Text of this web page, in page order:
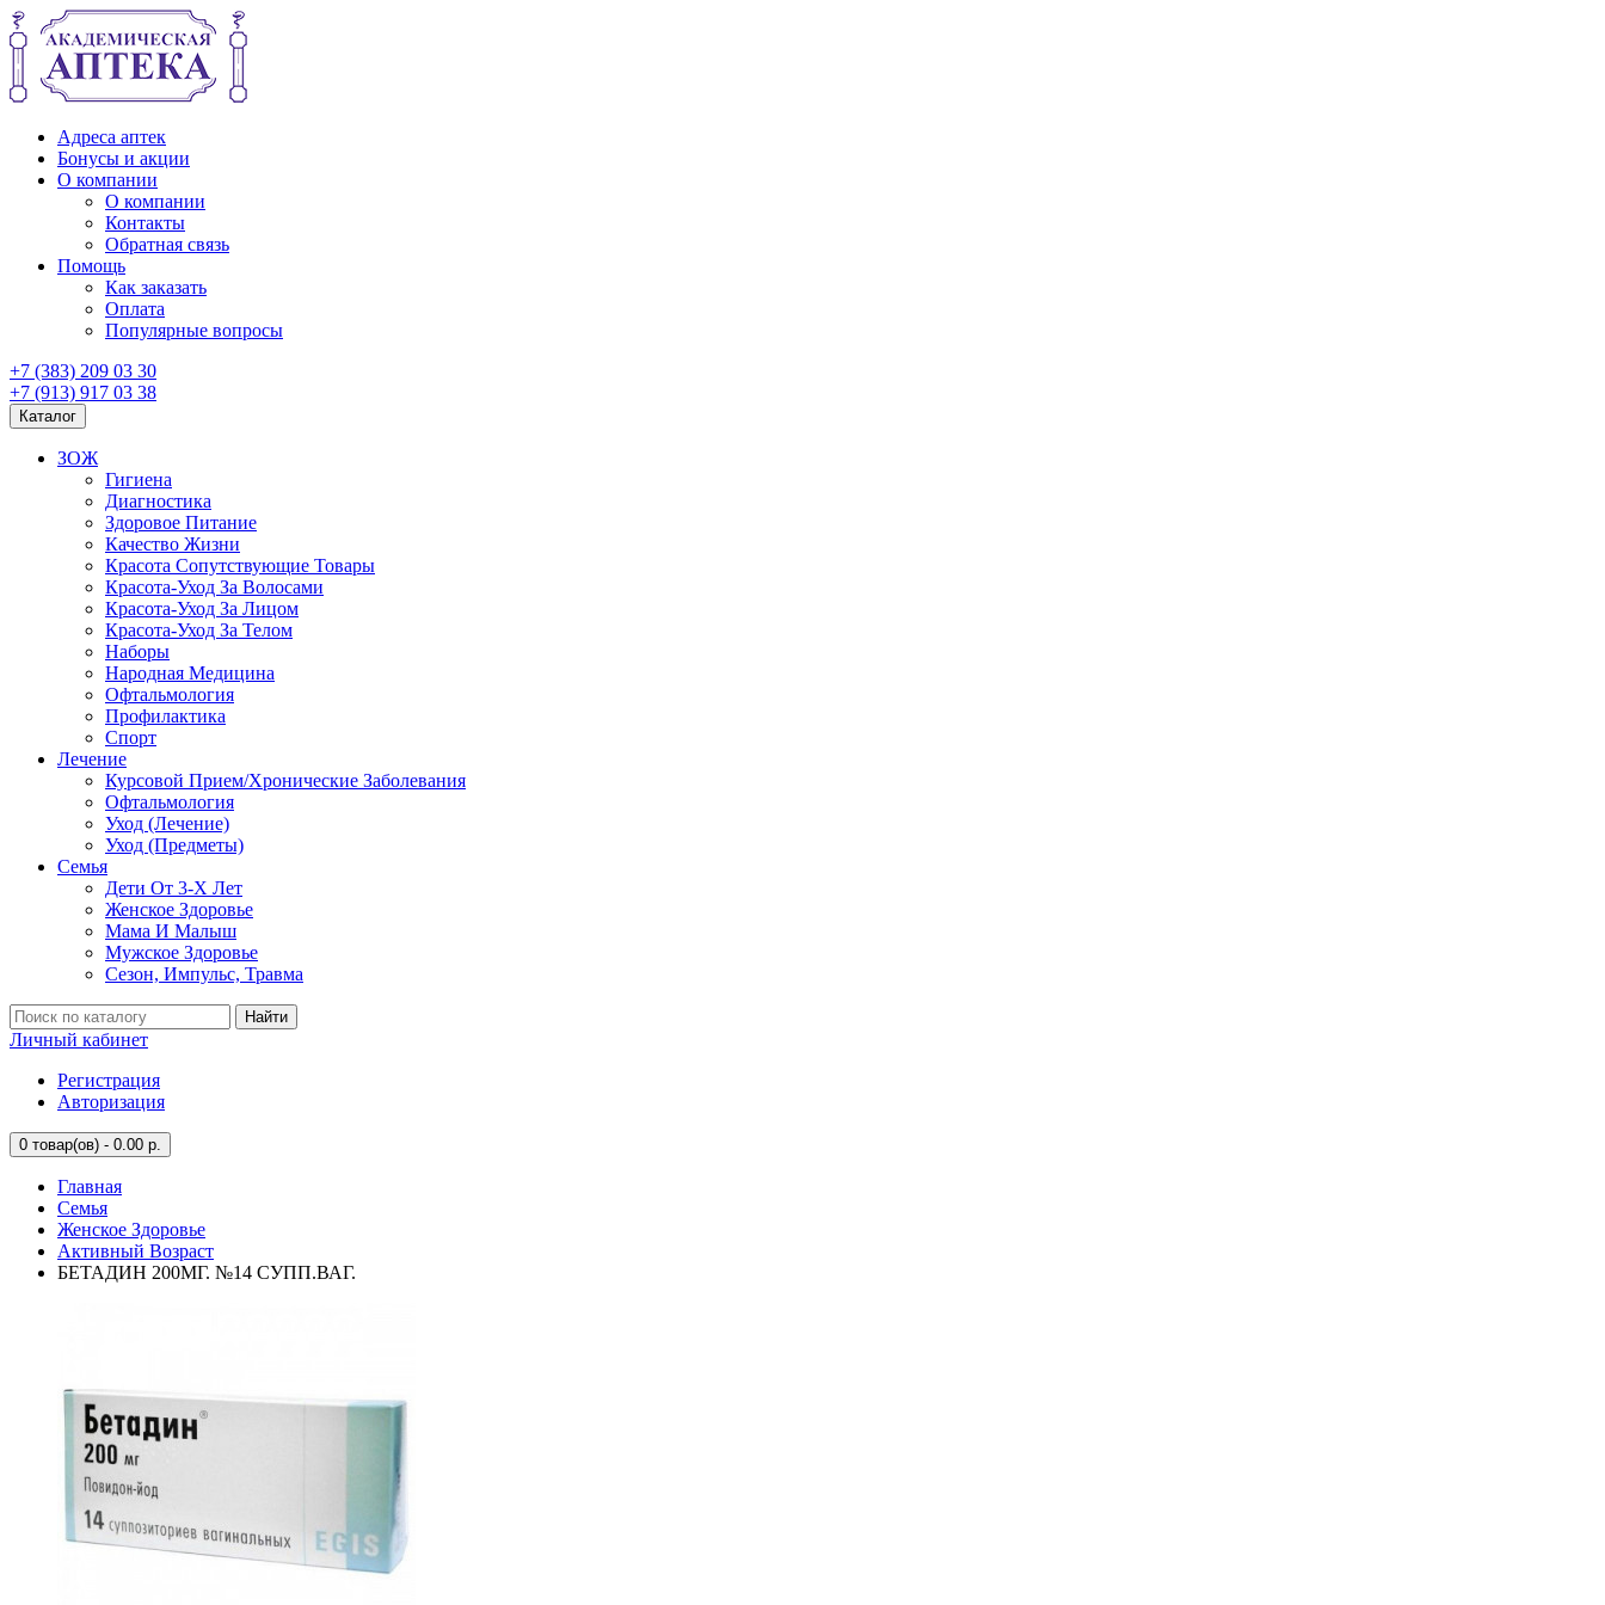
Адреса аптек
Бонусы и акции
О компании
О компании
Контакты
Обратная связь
Помощь
Как заказать
Оплата
Популярные вопросы
+7 (383) 209 03 30
+7 (913) 917 03 38
Каталог
ЗОЖ
Гигиена
Диагностика
Здоровое Питание
Качество Жизни
Красота Сопутствующие Товары
Красота-Уход За Волосами
Красота-Уход За Лицом
Красота-Уход За Телом
Наборы
Народная Медицина
Офтальмология
Профилактика
Спорт
Лечение
Курсовой Прием/Хронические Заболевания
Офтальмология
Уход (Лечение)
Уход (Предметы)
Семья
Дети От 3-Х Лет
Женское Здоровье
Мама И Малыш
Мужское Здоровье
Сезон, Импульс, Травма
Найти
Личный кабинет
Регистрация
Авторизация
0 товар(ов) - 0.00 р.
Главная
Семья
Женское Здоровье
Активный Возраст
БЕТАДИН 200МГ. №14 СУПП.ВАГ.